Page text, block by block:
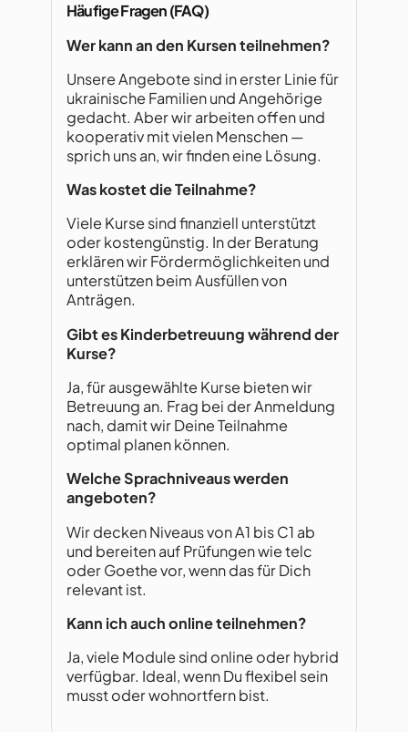
Häufige Fragen (FAQ)
Wer kann an den Kursen teilnehmen?
Unsere Angebote sind in erster Linie für
ukrainische Familien und Angehörige
gedacht. Aber wir arbeiten offen und
kooperativ mit vielen Menschen —
sprich uns an, wir finden eine Lösung.
Was kostet die Teilnahme?
Viele Kurse sind finanziell unterstützt
oder kostengünstig. In der Beratung
erklären wir Fördermöglichkeiten und
unterstützen beim Ausfüllen von
Anträgen.
Gibt es Kinderbetreuung während der
Kurse?
Ja, für ausgewählte Kurse bieten wir
Betreuung an. Frag bei der Anmeldung
nach, damit wir Deine Teilnahme
optimal planen können.
Welche Sprachniveaus werden
angeboten?
Wir decken Niveaus von A1 bis C1 ab
und bereiten auf Prüfungen wie telc
oder Goethe vor, wenn das für Dich
relevant ist.
Kann ich auch online teilnehmen?
Ja, viele Module sind online oder hybrid
verfügbar. Ideal, wenn Du flexibel sein
musst oder wohnortfern bist.